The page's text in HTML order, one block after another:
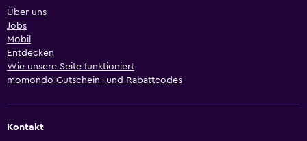
Über uns
Jobs
Mobil
Entdecken
Wie unsere Seite funktioniert
momondo Gutschein- und Rabattcodes
Kontakt